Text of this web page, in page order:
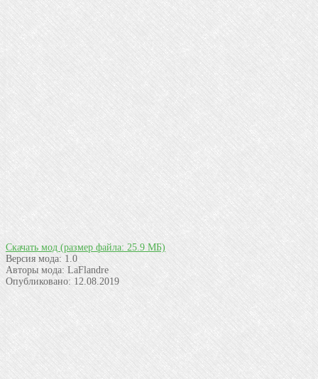
Скачать мод (размер файла: 25.9 МБ)
Версия мода: 1.0
Авторы мода: LaFlandre
Опубликовано:12.08.2019